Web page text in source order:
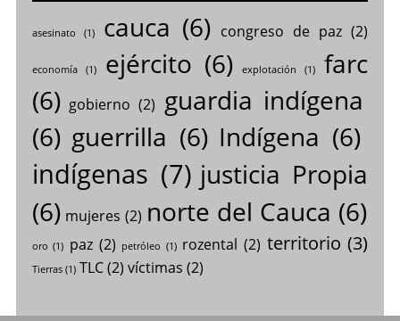
asesinato (1) cauca (6) congreso de paz(2)
economía(1) ejército (6) explotación (1)
farc
(6) gobierno (2) guardia indígena
(6) guerrilla (6) Indígena (6)
indígenas (7) justicia Propia
(6) mujeres (2) norte del Cauca (6)
oro (1) paz (2) petróleo (1) rozental (2) territorio (3)
Tierras(1) TLC(2) víctimas (2)